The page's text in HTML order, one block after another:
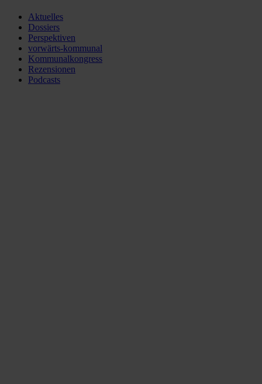
Aktuelles
Dossiers
Perspektiven
vorwärts-kommunal
Kommunalkongress
Rezensionen
Podcasts